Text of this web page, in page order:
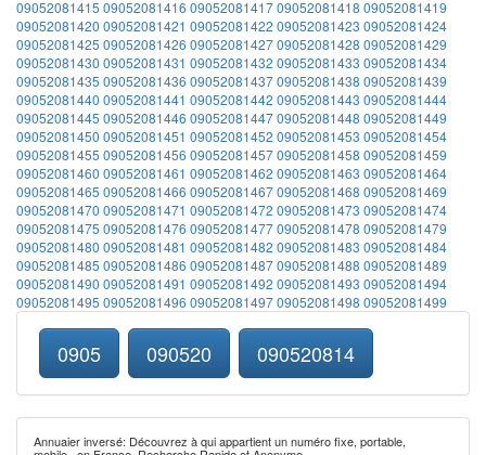
09052081415 09052081416 0905208141709052081418 09052081419
09052081420 09052081421 09052081422 09052081423 09052081424
09052081425 09052081426 0905208142709052081428 09052081429
09052081430 09052081431 09052081432 09052081433 09052081434
09052081435 09052081436 0905208143709052081438 09052081439
09052081440 09052081441 09052081442 09052081443 09052081444
09052081445 09052081446 0905208144709052081448 09052081449
09052081450 09052081451 09052081452 09052081453 09052081454
09052081455 09052081456 0905208145709052081458 09052081459
09052081460 09052081461 09052081462 09052081463 09052081464
09052081465 09052081466 0905208146709052081468 09052081469
09052081470 09052081471 09052081472 09052081473 09052081474
09052081475 09052081476 0905208147709052081478 09052081479
09052081480 09052081481 09052081482 09052081483 09052081484
09052081485 09052081486 0905208148709052081488 09052081489
09052081490 09052081491 09052081492 09052081493 09052081494
09052081495 09052081496 0905208149709052081498 09052081499
0905 090520 090520814
Annuaier inversé: Découvrez à qui appartient un numéro fixe, portable,